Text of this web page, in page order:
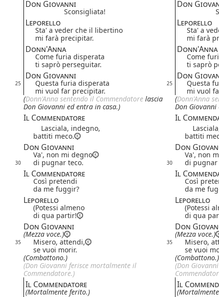
Don Giovanni Don
Sconsigliata!
Leporello Leporello
Sta' a veder che il libertino
Sta' a
mi farà precipitar.
mi farà
Donn'Anna Donn'Anna
Come furia disperata
Come
ti saprò perseguitar.
ti saprò
Don Giovanni Don
25 Questa furia disperata 25
Questa
mi vuol far precipitar.
mi vuol
(Donn'Anna sentendo il Commendatore lascia
Don Giovanni ed entra in casa.)
(Donn'Anna
Don
Il Commendatore Il
Lasciala, indegno,
battiti meco.
battiti
Don Giovanni Don
Va', non mi degno Va', non
30 di pugnar teco. 30 di pugnar
Il Commendatore Il
Così pretendi
Così
da me fuggir?
da me
Leporello Leporello
(Potessi almeno
(Potessi
di qua partir!
di qua
Don Giovanni Don
(Mezza voce.) (Mezza voce.)
35 Misero, attendi, 35
Misero,
se vuoi morir.
se vuoi
(Combattono.)
(Combattono.)
(Don Giovanni ferisce mortalmente il
Commendatore.)
(Don
Il Commendatore Il
(Mortalmente ferito.)